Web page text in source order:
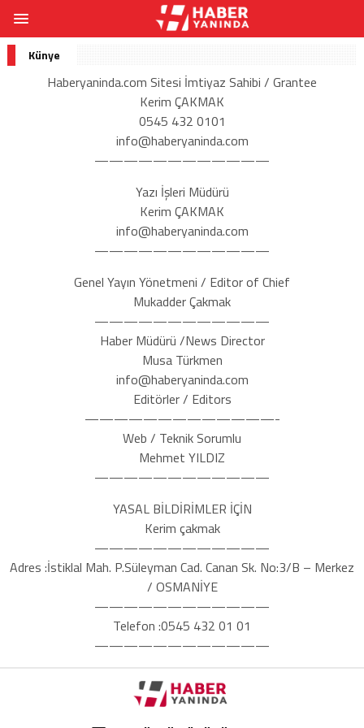
Künye
Haberyaninda.com Sitesi İmtiyaz Sahibi / Grantee
Kerim ÇAKMAK
0545 432 0101
info@haberyaninda.com
————————————
Yazı İşleri Müdürü
Kerim ÇAKMAK
info@haberyaninda.com
————————————
Genel Yayın Yönetmeni / Editor of Chief
Mukadder Çakmak
————————————
Haber Müdürü /News Director
Musa Türkmen
info@haberyaninda.com
Editörler / Editors
—————————————-
Web / Teknik Sorumlu
Mehmet YILDIZ
————————————
YASAL BİLDİRİMLER İÇİN
Kerim çakmak
————————————
Adres :İstiklal Mah. P.Süleyman Cad. Canan Sk. No:3/B – Merkez
/ OSMANİYE
————————————
Telefon :0545 432 01 01
————————————